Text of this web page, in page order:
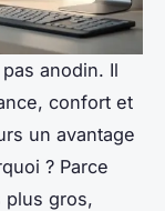
anodin. Il
confort et
un avantage
? Parce
plus gros,